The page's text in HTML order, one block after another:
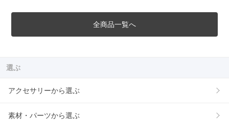
全商品一覧へ
選ぶ
アクセサリーから選ぶ
素材・パーツから選ぶ